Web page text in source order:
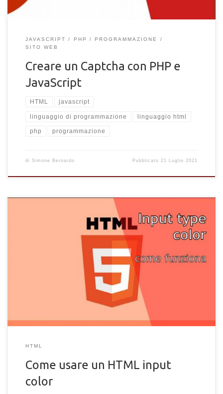
JAVASCRIPT PHP
PROGRAMMAZIONE
SITO WEB
Creare un Captcha con PHP e
JavaScript
HTML javascript
linguaggio di programmazione linguaggio html
php programmazione
di Simone Bernardo Pubblicato21 Luglio 2021
Come usare un HTML input type="color". Spieghiamo cos'è e
come funziona l'elemento HTML input di tipo "color"
HTML
Come usare un HTML input
color